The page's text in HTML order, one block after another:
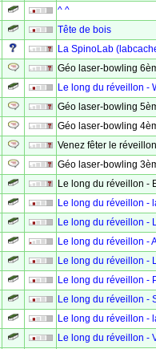
^ ^
Tête de bois
La SpinoLab
Géo laser-bowling
Le long du réveillon -
Géo laser-bowling
Géo laser-bowling
Venez fêter le
Géo laser-bowling
Le long du réveillon -
Le long du réveillon -
Le long du réveillon -
Le long du réveillon -
Le long du réveillon -
Le long du réveillon -
Le long du réveillon -
Le long du réveillon -
Le long du réveillon -